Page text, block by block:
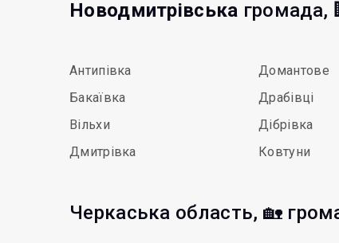
Новодмитрівська громада,
Антипівка
Бакаївка
Вільхи
Дмитрівка
Домантове
Драбівці
Дібрівка
Ковтуни
Черкаська область, 🏡